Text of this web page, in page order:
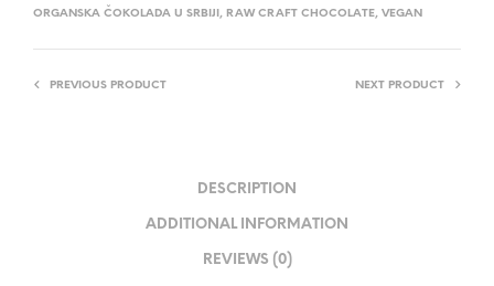
ORGANSKA ČOKOLADA U SRBIJI , RAW CRAFT CHOCOLATE, VEGAN
PREVIOUS PRODUCT NEXT PRODUCT
DESCRIPTION
ADDITIONAL INFORMATION
REVIEWS (0)